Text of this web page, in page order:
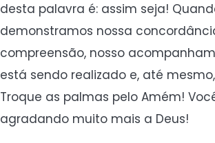
desta palavra é: assim seja!
demonstramos nossa
compreensão, nosso
está sendo realizado e, até
Troque as palmas pelo Amém!
agradando muito mais a Deus!